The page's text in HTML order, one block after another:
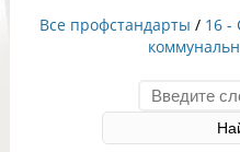
Все профстандарты / 16 -